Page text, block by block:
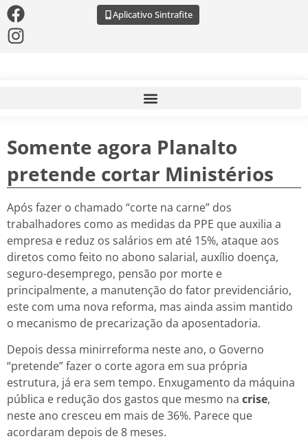
Aplicativo Sintrafite
Somente agora Planalto
pretende cortar Ministérios
Após fazer o chamado “corte na carne” dos
trabalhadores como as medidas da PPE que auxilia a
empresa e reduz os salários em até 15%, ataque aos
diretos como feito no abono salarial, auxílio doença,
seguro-desemprego, pensão por morte e
principalmente, a manutenção do fator previdenciário,
este com uma nova reforma, mas ainda assim mantido
o mecanismo de precarização da aposentadoria.
Depois dessa minirreforma neste ano, o Governo
“pretende” fazer o corte agora em sua própria
estrutura, já era sem tempo. Enxugamento da máquina
pública e redução dos gastos que mesmo na crise,
neste ano cresceu em mais de 36%. Parece que
acordaram depois de 8 meses.